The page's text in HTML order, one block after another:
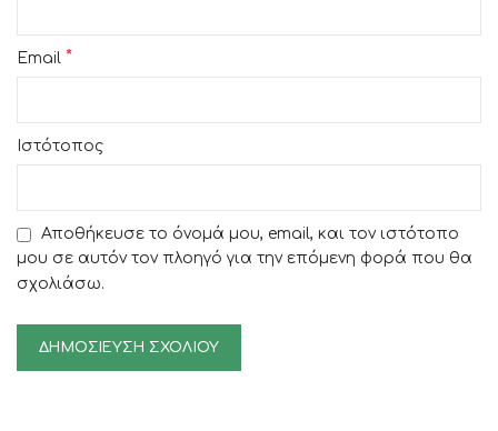
Email *
Ιστότοπος
Αποθήκευσε το όνομά μου, email, και τον ιστότοπο
μου σε αυτόν τον πλοηγό για την επόμενη φορά που θα
σχολιάσω.